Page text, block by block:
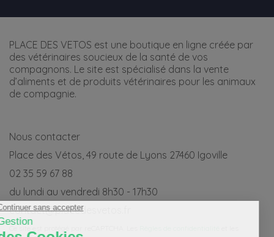
PLACE DES VETOS est une boutique en ligne créée par
des vétérinaires soucieux de la santé de vos
compagnons. Le site est spécialisé dans la vente
d’aliments et de produits vétérinaires pour les animaux
de compagnie.
Nous contacter
Place des Vétos, 49 route de Lyons 27460 Igoville
02 35 59 67 88
du lundi au vendredi 8h30 - 17h30
contact@placedesvetos.fr